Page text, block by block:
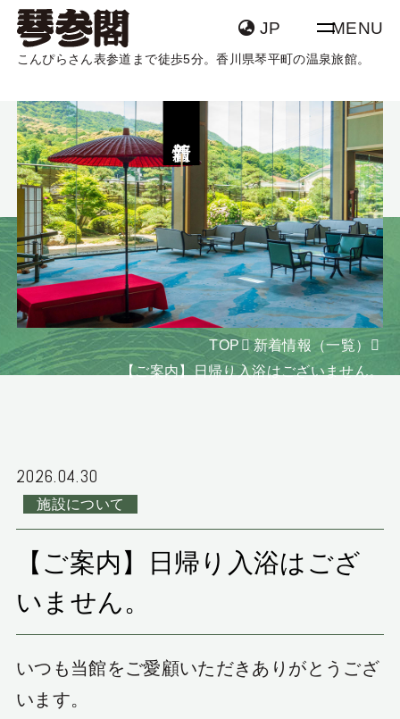
JP MENU
こんぴらさん表参道まで徒歩5分。香川県琴平町の温泉旅館。
TOP
新着情報（一覧）
【ご案内】日帰り入浴はございません。
2026.04.30
施設について
【ご案内】日帰り入浴はござ
いません。
いつも当館をご愛顧いただきありがとうござ
います。
TOP
温泉 団体・グループ
館内案内 アクセス
新着情報 よくあるご質問
SDGsについて
食物アレルギーを
お持ちの方へ
食物アレルギーを
宿泊プラン一覧
宿泊 飛行機 + 宿泊
宿泊日
日付未定
泊数 部屋数
室
大人
名
プラン一覧
ご予約変更・確認・キャンセル
航空機付きプラン
レンタカー付きプラン